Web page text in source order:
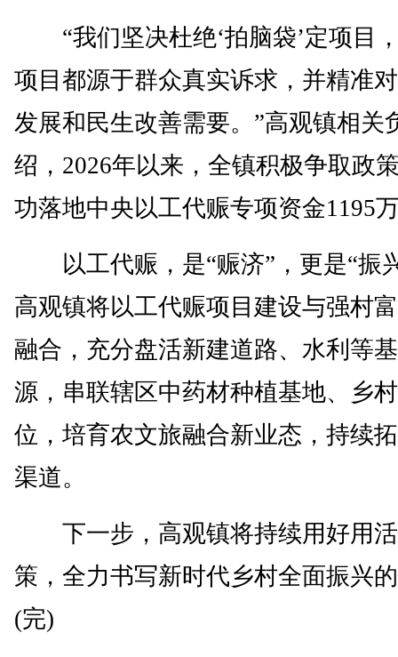
“我们坚决杜绝‘拍脑袋’定项目
项目都源于群众真实诉求，并精准
发展和民生改善需要。”高观镇相关
绍，2026年以来，全镇积极争取政
功落地中央以工代赈专项资金1195
以工代赈，是“赈济”，更是“振
高观镇将以工代赈项目建设与强村
融合，充分盘活新建道路、水利等
源，串联辖区中药材种植基地、乡
位，培育农文旅融合新业态，持续
渠道。
下一步，高观镇将持续用好用活
策，全力书写新时代乡村全面振兴
(完)